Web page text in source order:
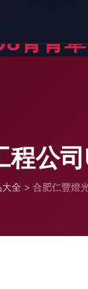
96-
青青
程公
全 > 合肥仁豐燈